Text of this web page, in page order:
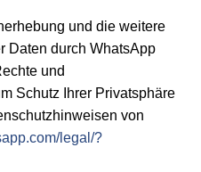
und die weitere
Daten durch WhatsApp
und
Schutz Ihrer Privatsphäre
von
/legal /?